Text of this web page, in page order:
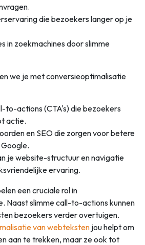
die bezoekers langer op je
in zoekmachines door slimme
we je met conversieoptimalisatie
to-actions (CTA's) die bezoekers
actie.
en SEO die zorgen voor betere
je website-structuur en navigatie
ervaring.
een cruciale rol in
Naast slimme call-to-actions kunnen
bezoekers verder overtuigen.
van webtekstenjou helpt om
aan te trekken, maar ze ook tot